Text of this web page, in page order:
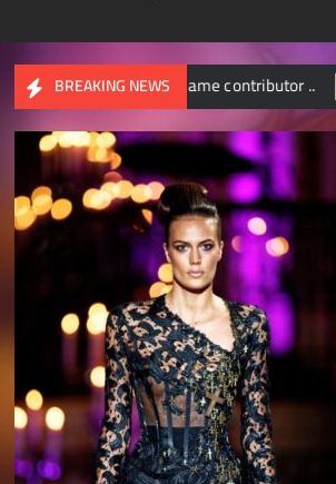
BREAKING NEWS
contributor .. CHASSEUR